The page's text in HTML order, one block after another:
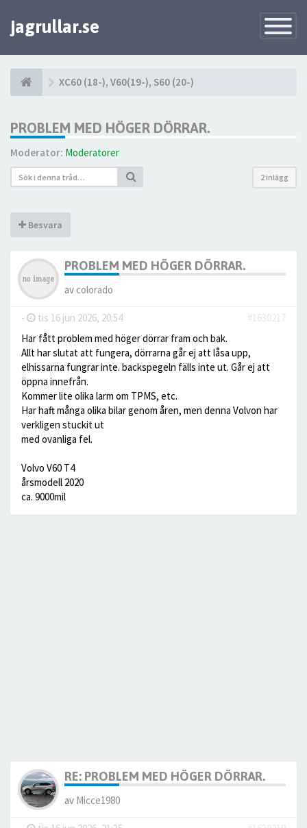
Toggle
jagrullar.se
XC60 (18-), V60(19-), S60 (20-)
PROBLEM MED HÖGER DÖRRAR.
Moderator: Moderatorer
2 inlägg
Besvara
PROBLEM MED HÖGER DÖRRAR.
av colorado
- tis 16 jun 2026, 20:54
#1630217
Har fått problem med höger dörrar fram och bak.
Allt har slutat att fungera, dörrarna går ej att låsa upp,
elhissarna fungrar inte. backspegeln fälls inte ut. Går ej att
öppna innefrån.
Kommer lite olika larm om TPMS, etc.
Har haft många olika bilar genom åren, men denna Volvon har
verkligen stuckit ut
med ovanliga fel.
Volvo V60 T4
årsmodell 2020
ca. 9000mil
RE: PROBLEM MED HÖGER DÖRRAR.
av Micce1980